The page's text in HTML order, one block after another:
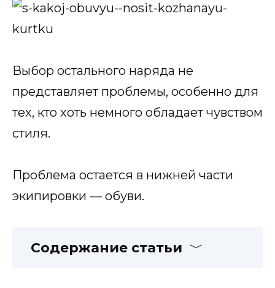
Выбор остального наряда не
представляет проблемы, особенно для
тех, кто хоть немного обладает чувством
стиля.
Проблема остается в нижней части
экипировки — обуви.
Содержание статьи